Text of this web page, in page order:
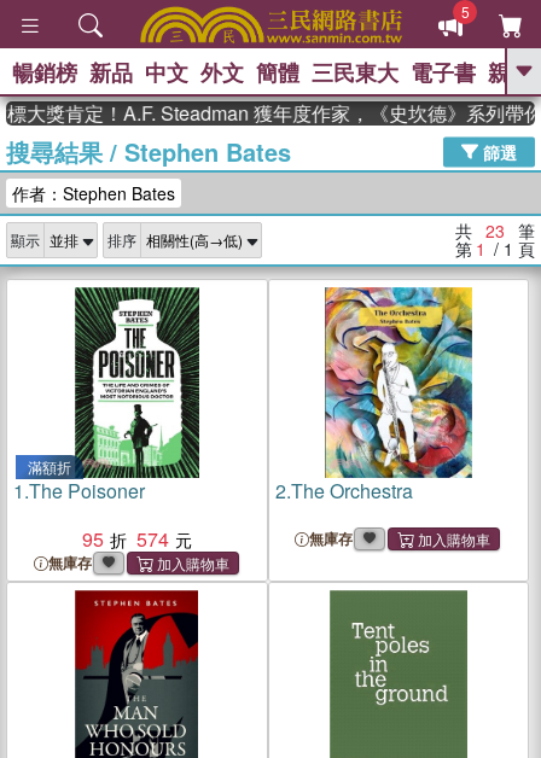
5
GO
熱搜： 東野圭吾 The Odyssey 、
父親節 、 花開錦繡 、 暑期推薦 、
女孩：黎曼猜想 、 偉大的迷走神經
、 臺灣漫遊錄
暢銷榜 新品 中文 外文 簡體 三民東大 電子書 親子
獎肯定！A.F. Steadman 獲年度作家，《史坎德》系列帶你踏
搜尋結果/ Stephen Bates
篩選
作者：Stephen Bates
顯示 排序 共 23 筆
第 1 / 1 頁
滿額折
1.The Poisoner
95
574
無庫存
2.The Orchestra
無庫存